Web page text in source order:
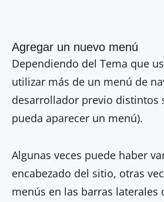
Agregar un nuevo menú
Dependiendo del Tema que
utilizar más de un menú de
desarrollador previo distintos
pueda aparecer un menú).
Algunas veces puede haber
encabezado del sitio, otras
menús en las barras laterales